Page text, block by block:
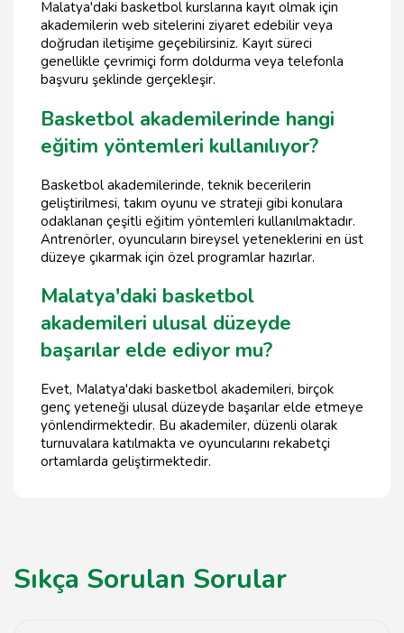
Malatya'daki basketbol kurslarına kayıt olmak için
akademilerin web sitelerini ziyaret edebilir veya
doğrudan iletişime geçebilirsiniz. Kayıt süreci
genellikle çevrimiçi form doldurma veya telefonla
başvuru şeklinde gerçekleşir.
Basketbol akademilerinde hangi
eğitim yöntemleri kullanılıyor?
Basketbol akademilerinde, teknik becerilerin
geliştirilmesi, takım oyunu ve strateji gibi konulara
odaklanan çeşitli eğitim yöntemleri kullanılmaktadır.
Antrenörler, oyuncuların bireysel yeteneklerini en üst
düzeye çıkarmak için özel programlar hazırlar.
Malatya'daki basketbol
akademileri ulusal düzeyde
başarılar elde ediyor mu?
Evet, Malatya'daki basketbol akademileri, birçok
genç yeteneği ulusal düzeyde başarılar elde etmeye
yönlendirmektedir. Bu akademiler, düzenli olarak
turnuvalara katılmakta ve oyuncularını rekabetçi
ortamlarda geliştirmektedir.
Sıkça Sorulan Sorular